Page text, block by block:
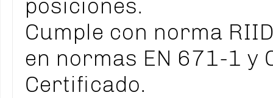
posiciones.
Cumple con norma
en normas EN 671-1 y
Certificado.